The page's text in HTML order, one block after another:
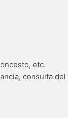
etc.
consulta del